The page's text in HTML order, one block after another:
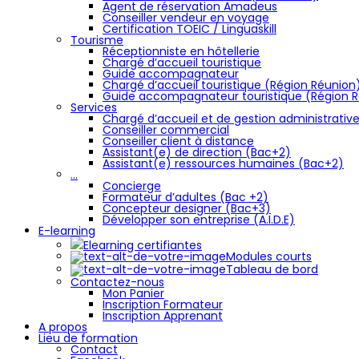
Agent de réservation Amadeus
Conseiller vendeur en voyage
Certification TOEIC / Linguaskill
Tourisme
Réceptionniste en hôtellerie
Chargé d’accueil touristique
Guide accompagnateur
Chargé d’accueil touristique (Région Réunion)
Guide accompagnateur touristique (Région
Services
Chargé d’accueil et de gestion administrative
Conseiller commercial
Conseiller client à distance
Assistant(e) de direction (Bac+2)
Assistant(e) ressources humaines (Bac+2)
…
Concierge
Formateur d’adultes (Bac +2)
Concepteur designer (Bac+3)
Développer son entreprise (A.I.D.E)
E-learning
Elearning certifiantes
Modules courts
Tableau de bord
Contactez-nous
Mon Panier
Inscription Formateur
Inscription Apprenant
A propos
Lieu de formation
Contact